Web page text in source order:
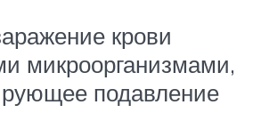
крови
микроорганизмами,
подавление